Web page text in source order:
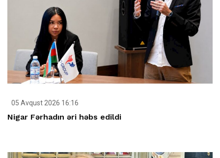
05 Avqust 2026 16:16
Nigar Fərhadın əri həbs edildi